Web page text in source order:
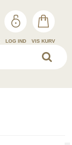
LOG IND VIS KURV